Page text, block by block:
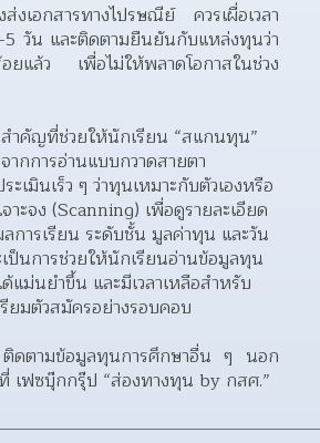
งเอกสารทางไปรษณีย์ ควรเผื่อเวลา
วัน และติดตามยืนยันกับแหล่งทุนว่า
อยแล้ว เพื่อไม่ให้พลาดโอกาสในช่วง
ำคัญที่ช่วยให้นักเรียน “สแกนทุน”
ากการอ่านแบบกวาดสายตา
เมินเร็ว ๆ ว่าทุนเหมาะกับตัวเองหรือ
าะจง (Scanning) เพื่อดูรายละเอียด
ารเรียน ระดับชั้น มูลค่าทุน และวัน
ป็นการช่วยให้นักเรียนอ่านข้อมูลทุน
แม่นยำขึ้น และมีเวลาเหลือสำหรับ
ยมตัวสมัครอย่างรอบคอบ
ตามข้อมูลทุนการศึกษาอื่น ๆ นอก
เฟซบุ๊กกรุ๊ป “ส่องทางทุน by กสศ.”